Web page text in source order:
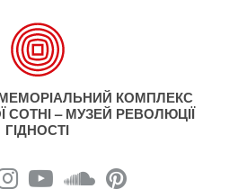
КОМПЛЕКС
СОТНІ – МУЗЕЙ РЕВОЛЮЦІЇ
ГІДНОСТІ